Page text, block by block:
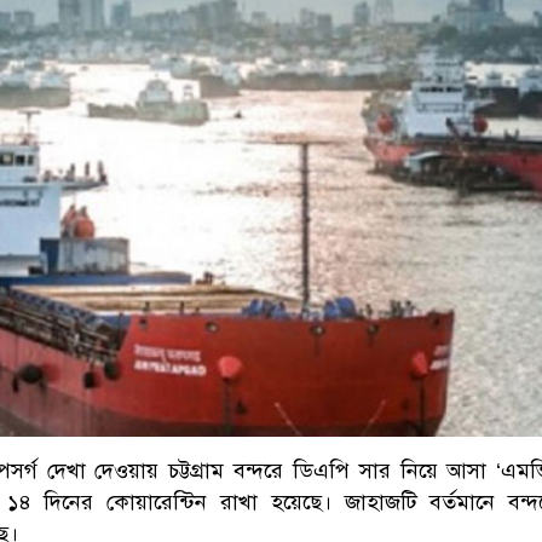
দেখা দেওয়ায় চট্টগ্রাম বন্দরে ডিএপি সার নিয়ে আসা
দিনের কোয়ারেন্টিন রাখা হয়েছে। জাহাজটি বর্তমানে